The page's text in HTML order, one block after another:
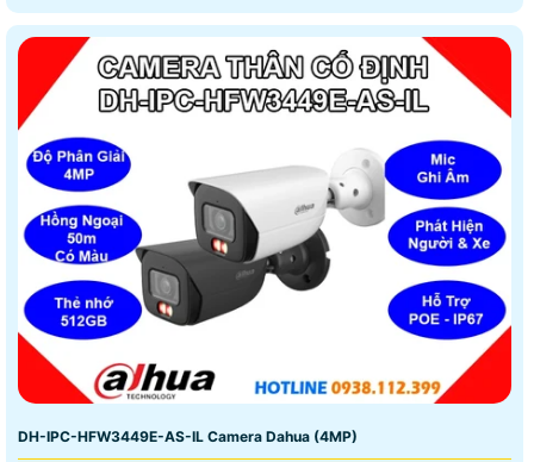
DH-IPC-HFW3449E-AS-IL Camera Dahua (4MP)